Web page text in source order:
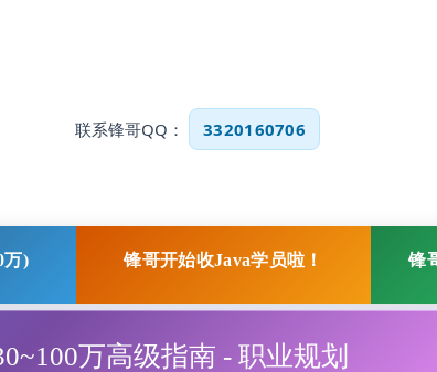
联系锋哥QQ： 3320160706
万) 锋哥开始收Java学员啦！ 锋
万高级指南 - 职业规划